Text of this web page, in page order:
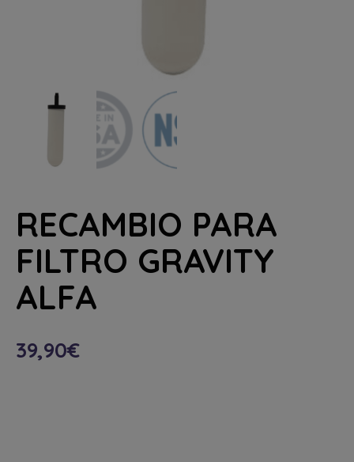
RECAMBIO PARA
FILTRO GRAVITY
ALFA
39,90€